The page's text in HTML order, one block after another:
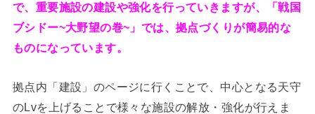
で、重要施設の建設や強化を行っていきますが、「戦国
ブシドー~大野望の巻~」では、拠点づくりが簡易的な
ものになっています。
拠点内「建設」のページに行くことで、中心となる天守
のLvを上げることで様々な施設の解放・強化が行えま